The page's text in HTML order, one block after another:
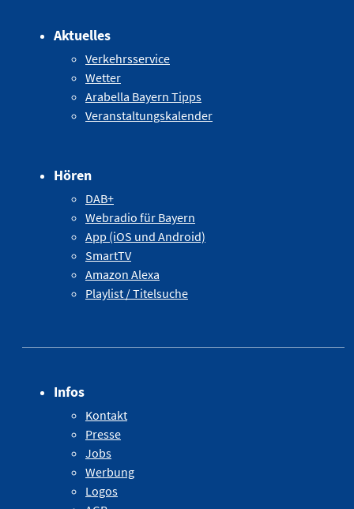
Aktuelles
Verkehrsservice
Wetter
Arabella Bayern Tipps
Veranstaltungskalender
Hören
DAB+
Webradio für Bayern
App (iOS und Android)
SmartTV
Amazon Alexa
Playlist / Titelsuche
Infos
Kontakt
Presse
Jobs
Werbung
Logos